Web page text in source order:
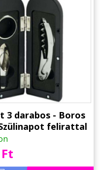
3 darabos - Boros
felirattal